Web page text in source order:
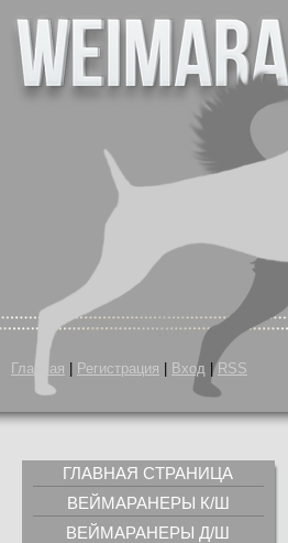
Главная Регистрация Вход | RSS
ГЛАВНАЯ СТРАНИЦА
ВЕЙМАРАНЕРЫ К/Ш
ВЕЙМАРАНЕРЫ Д/Ш